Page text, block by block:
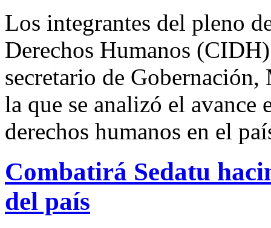
Los integrantes del pleno
Derechos Humanos
secretario de
la que se analizó el avance
derechos humanos en el
Combatirá Sedatu
del país